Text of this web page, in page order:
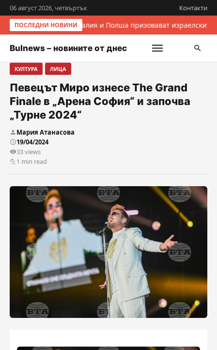
06 август 2026, четвъртък Контакти
ПОСЛЕДНИ НОВИНИИталия и Полша призовават
Bulnews – новините от днес
КУЛТУРА ЛИЦА
Певецът Миро изнесе The Grand
Finale в „Арена София“ и започва
„Турне 2024“
Мария Атанасова
19/04/2024
33 views
1 min read